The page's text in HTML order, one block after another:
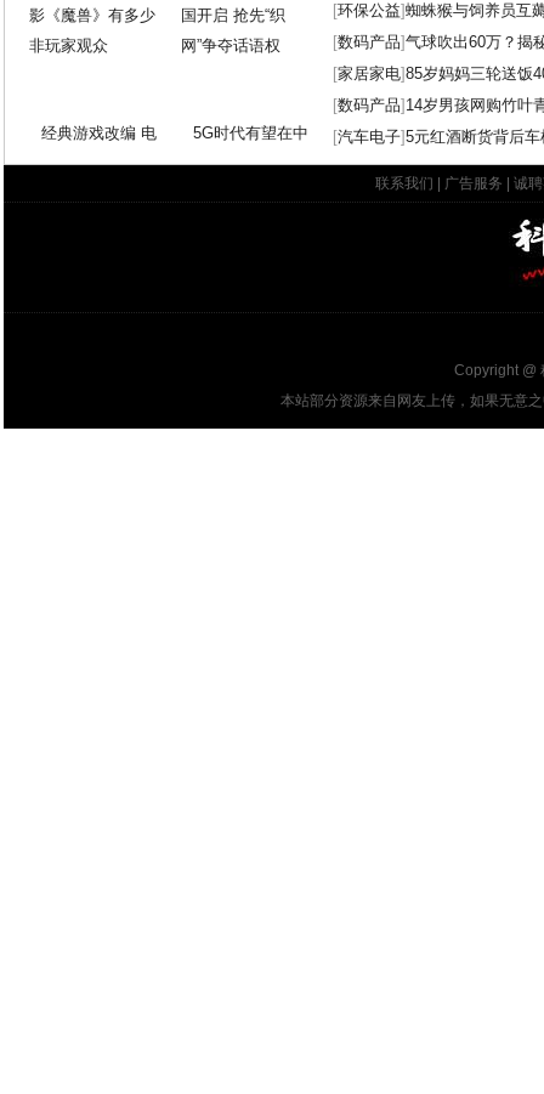
经典游戏改编 电 5G时代有望在中
[环保公益]蜘蛛猴与饲养员互
[数码产品]气球吹出60万？揭
[家居家电]85岁妈妈三轮送饭
[数码产品] 14岁男孩网购竹叶
[汽车电子]5元红酒断货背后
联系我们 广告服务 诚
Copyright @
本站部分资源来自网友上传，如果无意